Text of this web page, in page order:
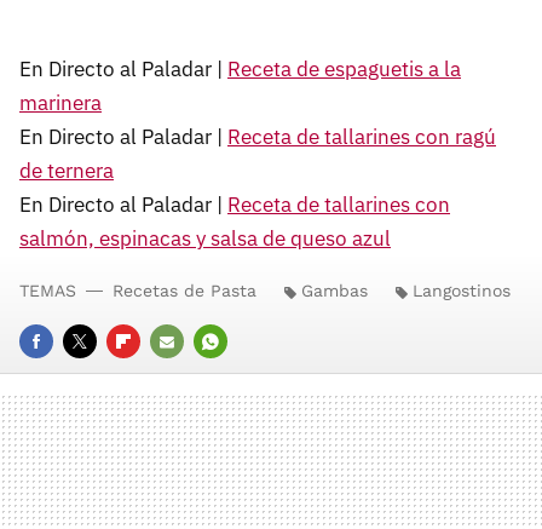
En Directo al Paladar | Receta de espaguetis a la
marinera
En Directo al Paladar | Receta de tallarines con ragú
de ternera
En Directo al Paladar | Receta de tallarines con
salmón, espinacas y salsa de queso azul
FACEBOOK
TWITTERFLIPBOARD
E-
MAIL
WHATSAPP
TEMAS Recetas de Pasta Gambas Langostinos